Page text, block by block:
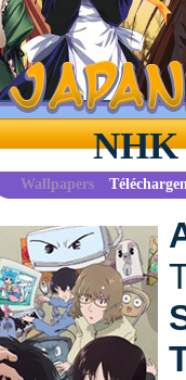
NHK
Wallpapers